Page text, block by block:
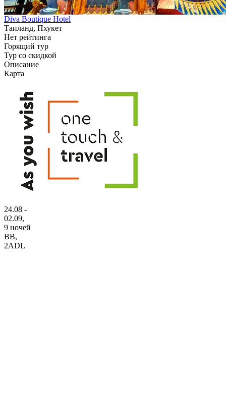
Diva Boutique Hotel
Таиланд, Пхукет
Нет рейтинга
Горящий тур
Тур со скидкой
Описание
Карта
24.08 -
02.09,
9 ночей
BB,
2ADL